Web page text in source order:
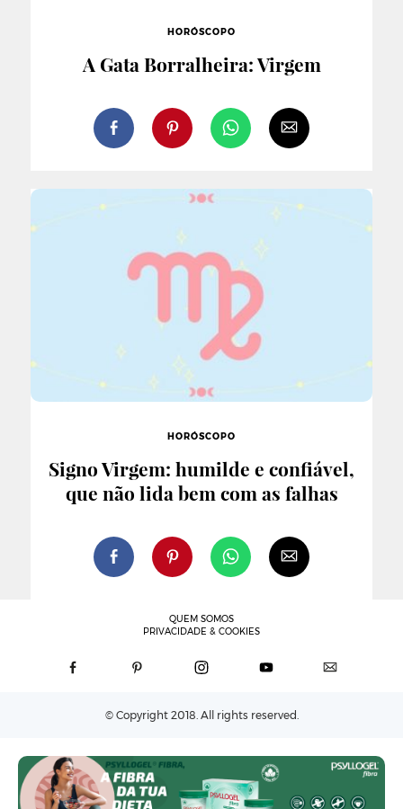
HORÓSCOPO
A Gata Borralheira: Virgem
HORÓSCOPO
Signo Virgem: humilde e confiável,
que não lida bem com as falhas
QUEM SOMOS
PRIVACIDADE & COOKIES
© Copyright 2018. All rights reserved.